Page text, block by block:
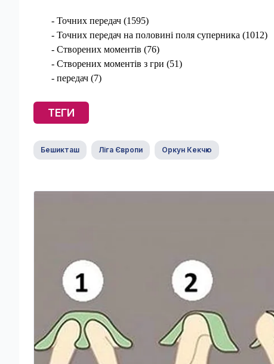
- Точних передач (1595)
- Точних передач на половині поля суперника (1012)
- Створених моментів (76)
- Створених моментів з гри (51)
- передач (7)
ТЕГИ
Бешикташ Ліга Європи Оркун Кекчю